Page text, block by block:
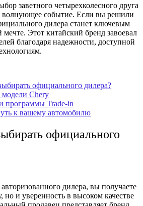
заветного четырехколесного друга
волнующее событие. Если вы решили
дилера станет ключевым
Этот китайский бренд завоевал
благодаря надежности, доступной
официального дилера?
Chery
программы Trade-in
к вашему автомобилю
официального
дилера, вы получаете
но и уверенность в высоком качестве